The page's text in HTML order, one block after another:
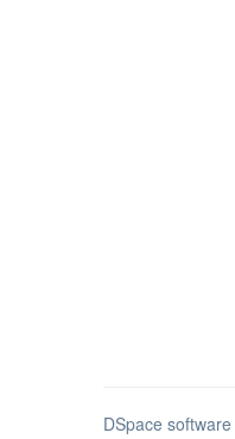
DSpace software